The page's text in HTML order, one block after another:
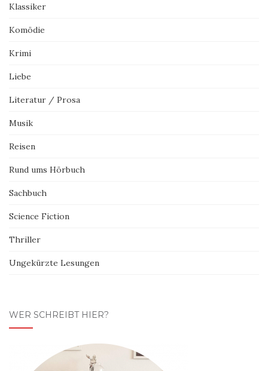
Klassiker
Komödie
Krimi
Liebe
Literatur / Prosa
Musik
Reisen
Rund ums Hörbuch
Sachbuch
Science Fiction
Thriller
Ungekürzte Lesungen
WER SCHREIBT HIER?